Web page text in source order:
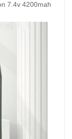
7.4v 4200mah